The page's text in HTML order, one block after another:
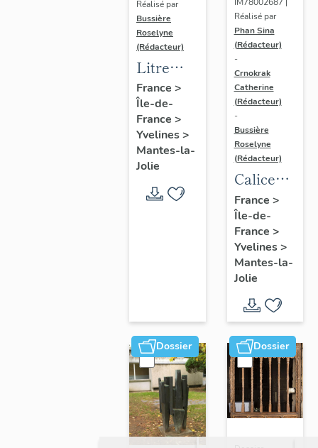
Réalisé par
Bussière
Roselyne
(Rédacteur)
Litre
funéraire
du
prince
de Conti
France >
Île-de-
France >
Yvelines>
Mantes-la-
Jolie
Réalisé par
Phan Sina
(Rédacteur)
-
Crnokrak
Catherine
(Rédacteur)
-
Bussière
Roselyne
(Rédacteur)
Calice
n°2 et sa
patène
France >
Île-de-
France >
Yvelines>
Mantes-la-
Jolie
Dossier Dossier